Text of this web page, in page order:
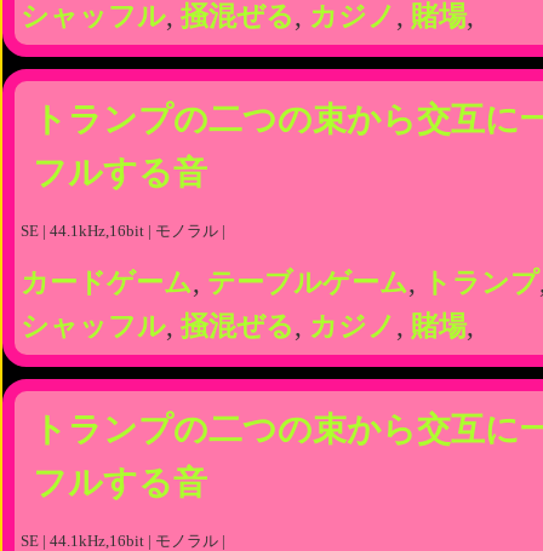
シャッフル, 掻混ぜる, カジノ , 賭場,
トランプの二つの束から交互に
フルする音
SE | 44.1kHz,16bit | モノラル |
カードゲーム, テーブルゲーム, トランプ
シャッフル, 掻混ぜる, カジノ , 賭場,
トランプの二つの束から交互に
フルする音
SE | 44.1kHz,16bit | モノラル |